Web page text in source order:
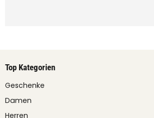
Top Kategorien
Geschenke
Damen
Herren